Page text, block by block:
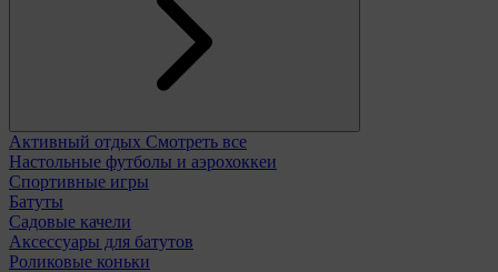
Активный отдых Смотреть все
Настольные футболы и аэрохоккеи
Спортивные игры
Батуты
Садовые качели
Аксессуары для батутов
Роликовые коньки